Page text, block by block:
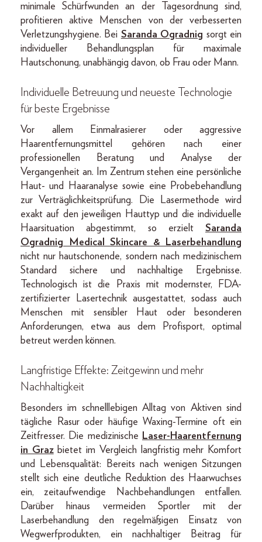
minimale Schürfwunden an der Tagesordnung sind,
profitieren aktive Menschen von der verbesserten
Verletzungshygiene. Bei Saranda Ogradnig sorgt ein
individueller Behandlungsplan für maximale
Hautschonung, unabhängig davon, ob Frau oder Mann.
Individuelle Betreuung und neueste Technologie
für beste Ergebnisse
Vor allem Einmalrasierer oder aggressive
Haarentfernungsmittel gehören nach einer
professionellen Beratung und Analyse der
Vergangenheit an. Im Zentrum stehen eine persönliche
Haut- und Haaranalyse sowie eine Probebehandlung
zur Verträglichkeitsprüfung. Die Lasermethode wird
exakt auf den jeweiligen Hauttyp und die individuelle
Haarsituation abgestimmt, so erzielt Saranda
Ogradnig Medical Skincare & Laserbehandlung
nicht nur hautschonende, sondern nach medizinischem
Standard sichere und nachhaltige Ergebnisse.
Technologisch ist die Praxis mit modernster, FDA-
zertifizierter Lasertechnik ausgestattet, sodass auch
Menschen mit sensibler Haut oder besonderen
Anforderungen, etwa aus dem Profisport, optimal
betreut werden können.
Langfristige Effekte: Zeitgewinn und mehr
Nachhaltigkeit
Besonders im schnelllebigen Alltag von Aktiven sind
tägliche Rasur oder häufige Waxing-Termine oft ein
Zeitfresser. Die medizinische Laser-Haarentfernung
in Grazbietet im Vergleich langfristig mehr Komfort
und Lebensqualität: Bereits nach wenigen Sitzungen
stellt sich eine deutliche Reduktion des Haarwuchses
ein, zeitaufwendige Nachbehandlungen entfallen.
Darüber hinaus vermeiden Sportler mit der
Laserbehandlung den regelmäßigen Einsatz von
Wegwerfprodukten, ein nachhaltiger Beitrag für